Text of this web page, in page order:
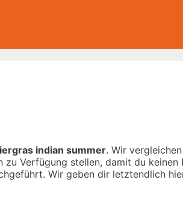
indian summer. Wir
Verfügung stellen, damit du keinen
Wir geben dir letztendlich